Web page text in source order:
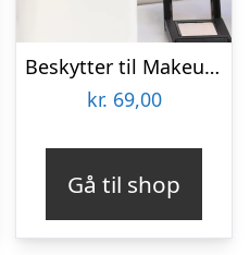
Beskytter til Makeupbørster 3-pak
kr. 69,00
Gå til shop